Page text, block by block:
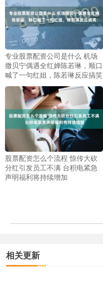
专业股票配资公司是什么 机场
撒贝宁偶遇全红婵陈若琳，顺口
喊了一句红姐，陈若琳反应搞笑
股票配资怎么个流程 惊传大砍
分红引发员工不满 台积电紧急
声明福利将持续增加
相关更新